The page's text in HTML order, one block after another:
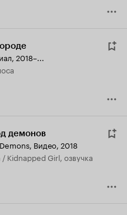
2018–...
демонов
, Видео, 2018
/ Kidnapped Girl, озвучка